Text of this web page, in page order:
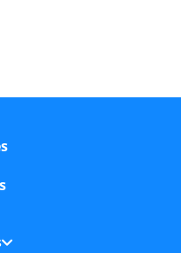
pueblo de
Su mercado
arquitectura
calles sea una
del mar,
con